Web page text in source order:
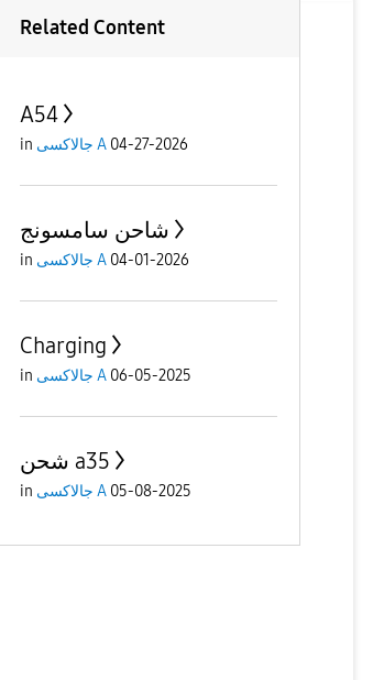
Related Content
A54
in جالاكسى A 04-27-2026
شاحن سامسونج
in جالاكسى A 04-01-2026
Charging
in جالاكسى A 06-05-2025
شحن a35
in جالاكسى A 05-08-2025